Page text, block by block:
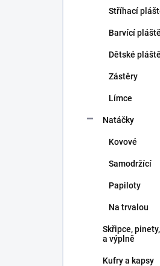
Stříhací
Barvící
Dětské
Zástěry
Límce
Natáčky
Kovové
Samodržící
Papiloty
Na trvalou
Skřipce,
a výplně
Kufry a kapsy